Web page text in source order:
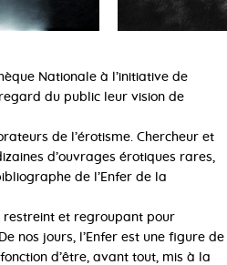
Nationale à l’initiative de
du public leur vision de
de l’érotisme. Chercheur et
d’ouvrages érotiques rares,
de l’Enfer de la
restreint et regroupant pour
nos jours, l’Enfer est une figure de
d’être, avant tout, mis à la